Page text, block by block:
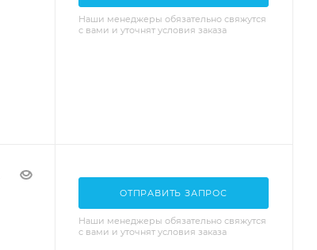
Наши менеджеры обязательно свяжутся
с вами и уточнят условия заказа
ОТПРАВИТЬ ЗАПРОС
Наши менеджеры обязательно свяжутся
с вами и уточнят условия заказа